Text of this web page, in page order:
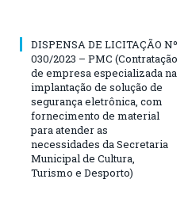
DISPENSA DE LICITAÇÃO Nº
030/2023 – PMC (Contratação
de empresa especializada na
implantação de solução de
segurança eletrônica, com
fornecimento de material
para atender as
necessidades da Secretaria
Municipal de Cultura,
Turismo e Desporto)